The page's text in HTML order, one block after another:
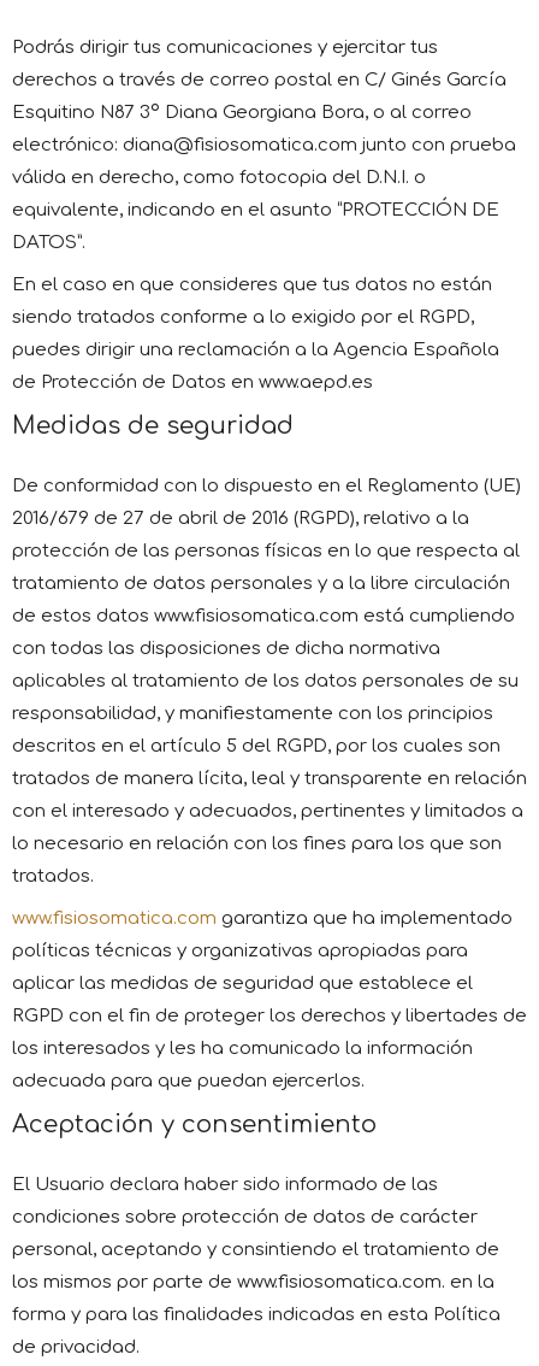
Podrás dirigir tus comunicaciones y ejercitar tus
derechos a través de correo postal en C/ Ginés García
Esquitino N87 3º Diana Georgiana Bora, o al correo
electrónico: diana@fisiosomatica.com junto con prueba
válida en derecho, como fotocopia del D.N.I. o
equivalente, indicando en el asunto “PROTECCIÓN DE
DATOS”.
En el caso en que consideres que tus datos no están
siendo tratados conforme a lo exigido por el RGPD,
puedes dirigir una reclamación a la Agencia Española
de Protección de Datos en www.aepd.es
Medidas de seguridad
De conformidad con lo dispuesto en el Reglamento (UE)
2016/679 de 27 de abril de 2016 (RGPD), relativo a la
protección de las personas físicas en lo que respecta al
tratamiento de datos personales y a la libre circulación
de estos datos www.fisiosomatica.com está cumpliendo
con todas las disposiciones de dicha normativa
aplicables al tratamiento de los datos personales de su
responsabilidad, y manifiestamente con los principios
descritos en el artículo 5 del RGPD, por los cuales son
tratados de manera lícita, leal y transparente en relación
con el interesado y adecuados, pertinentes y limitados a
lo necesario en relación con los fines para los que son
tratados.
www.fisiosomatica.com garantiza que ha implementado
políticas técnicas y organizativas apropiadas para
aplicar las medidas de seguridad que establece el
RGPD con el fin de proteger los derechos y libertades de
los interesados y les ha comunicado la información
adecuada para que puedan ejercerlos.
Aceptación y consentimiento
El Usuario declara haber sido informado de las
condiciones sobre protección de datos de carácter
personal, aceptando y consintiendo el tratamiento de
los mismos por parte de www.fisiosomatica.com. en la
forma y para las finalidades indicadas en esta Política
de privacidad.